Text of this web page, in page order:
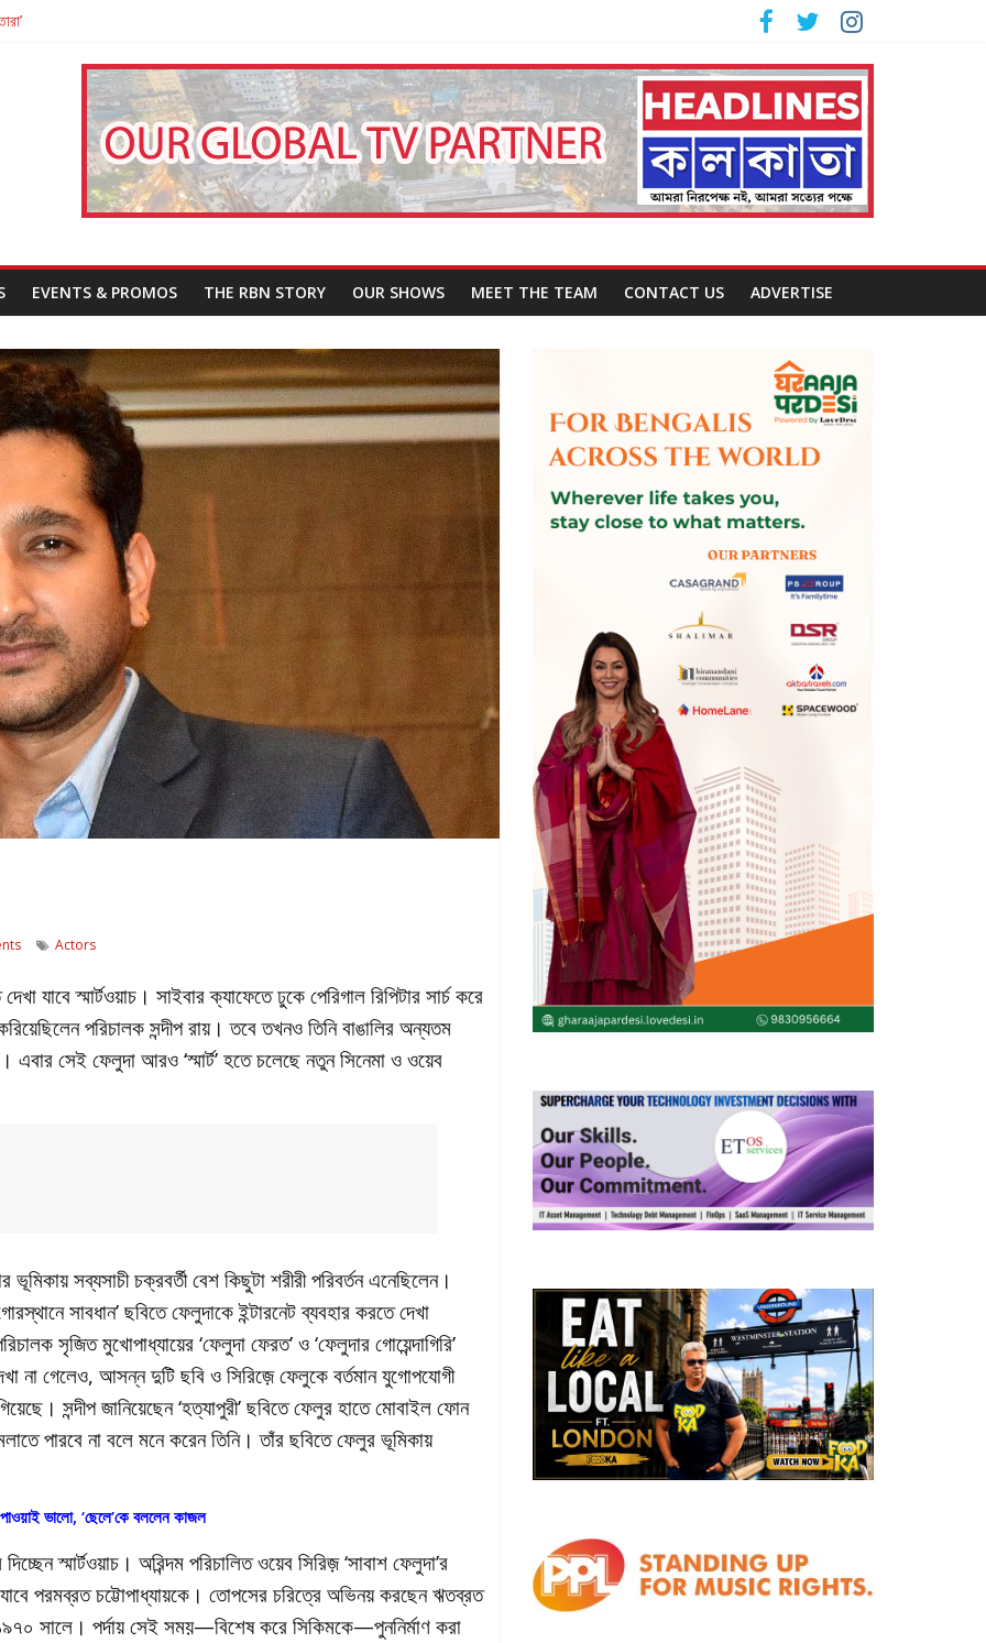
Challenges Our Understanding of Justice
EVENTS & PROMOS THE RBN STORY OUR SHOWS MEET THE TEAM CONTACT US ADVERTISE
Actors
যাবে স্মার্টওয়াচ। সাইবার ক্যাফেতে ঢুকে পেরিগাল রিপিটার সার্চ করে
পরিচালক সন্দীপ রায়। তবে তখনও তিনি বাঙালির অন্যতম
এবার সেই ফেলুদা আরও ‘স্মার্ট’ হতে চলেছে নতুন সিনেমা ও ওয়েব
সব্যসাচী চক্রবর্তী বেশ কিছুটা শরীরী পরিবর্তন এনেছিলেন।
সাবধান’ ছবিতে ফেলুদাকে ইন্টারনেট ব্যবহার করতে দেখা
সৃজিত মুখোপাধ্যায়ের ‘ফেলুদা ফেরত’ ও ‘ফেলুদার গোয়েন্দাগিরি’
না গেলেও, আসন্ন দুটি ছবি ও সিরিজ়ে ফেলুকে বর্তমান যুগোপযোগী
সন্দীপ জানিয়েছেন ‘হত্যাপুরী’ ছবিতে ফেলুর হাতে মোবাইল ফোন
পারবে না বলে মনে করেন তিনি। তাঁর ছবিতে ফেলুর ভূমিকায়
ভালো, ‘ছেলে’কে বললেন কাজল
স্মার্টওয়াচ। অরিন্দম পরিচালিত ওয়েব সিরিজ় ‘সাবাশ ফেলুদা’র
পরমব্রত চট্টোপাধ্যায়কে। তোপসের চরিত্রে অভিনয়­ করছেন ঋতব্রত
সালে। পর্দায় সেই সময়—বিশেষ করে সিকিমকে—পুননির্মাণ করা